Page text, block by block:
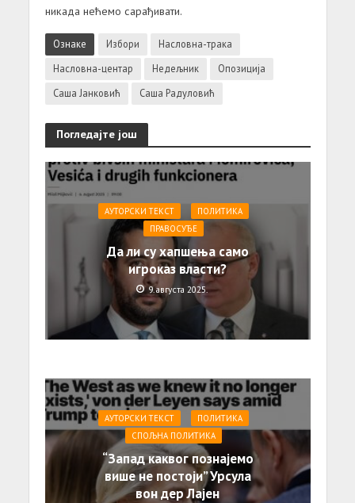
никада нећемо сарађивати.
Ознаке Избори
Насловна-трака
Насловна-центар
Недељник
Опозиција
Саша Јанковић
Саша Радуловић
Погледајте још
АУТОРСКИ ТЕКСТ
ПОЛИТИКА
ПРАВОСУЂЕ
Да ли су хапшења само
игроказ власти?
9. августа 2025.
АУТОРСКИ ТЕКСТ
ПОЛИТИКА
СПОЉНА ПОЛИТИКА
“Запад каквог познајемо
више не постоји” Урсула
вон дер Лајен